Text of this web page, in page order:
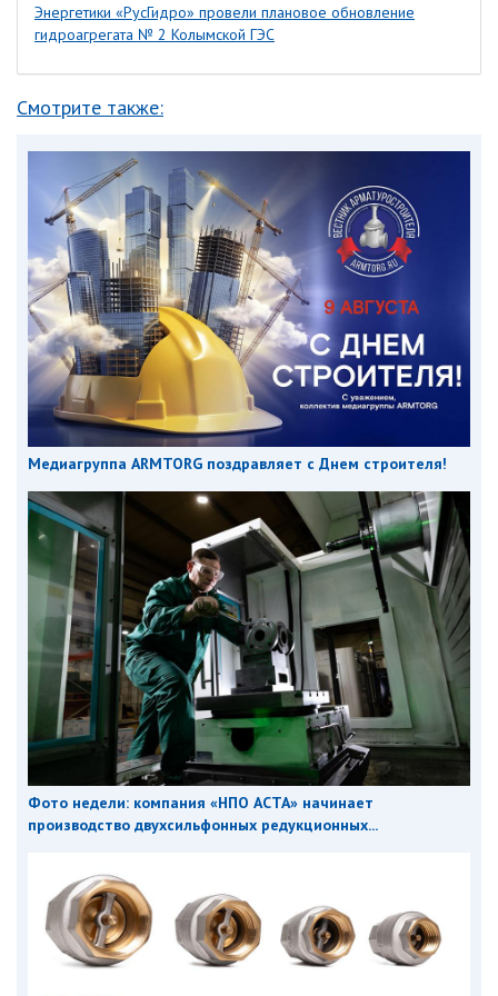
Энергетики «РусГидро» провели плановое обновление
гидроагрегата № 2 Колымской ГЭС
Смотрите также:
Медиагруппа ARMTORG поздравляет с Днем строителя!
Фото недели: компания «НПО АСТА» начинает
производство двухсильфонных редукционных...